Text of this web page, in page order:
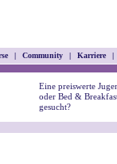
| Community | Karriere |
Eine preiswerte
oder Bed &
gesucht?